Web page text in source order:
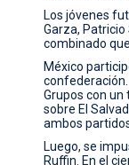
Los jóvenes
Garza, Patricio
combinado
México
confederación.
Grupos con
sobre El
ambos
Luego, se
Ruffin. En el